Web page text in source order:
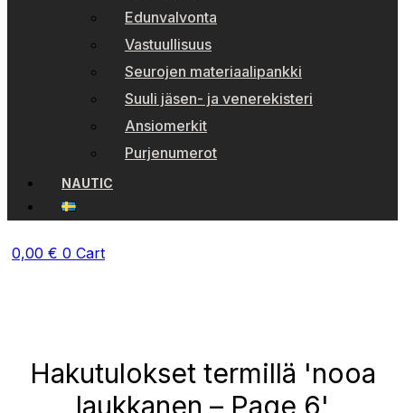
Edunvalvonta
Vastuullisuus
Seurojen materiaalipankki
Suuli jäsen- ja venerekisteri
Ansiomerkit
Purjenumerot
NAUTIC
0,00 € 0 Cart
Hakutulokset termillä 'nooa
laukkanen – Page 6'